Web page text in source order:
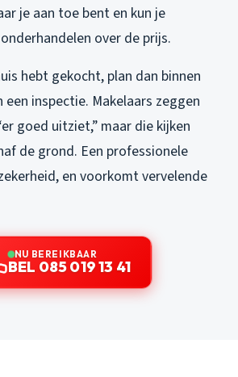
je aan toe bent en kun je
over de prijs.
hebt gekocht, plan dan binnen
een inspectie. Makelaars zeggen
goed uitziet,” maar die kijken
de grond. Een professionele
en voorkomt vervelende
NU BEREIKBAAR
BEL 085 019 13 41